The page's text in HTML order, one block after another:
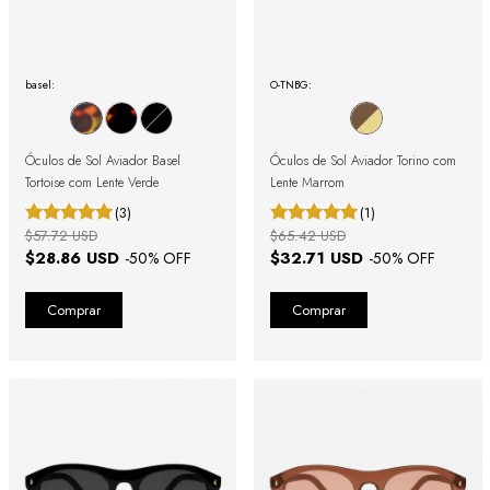
basel:
Óculos de Sol Aviador Basel
Tortoise com Lente Verde
(3)
$28.86 USD -50% OFF
$57.72 USD
O-TNBG:
Óculos de Sol Aviador Torino com
Lente Marrom
(1)
$32.71 USD -50% OFF
$65.42 USD